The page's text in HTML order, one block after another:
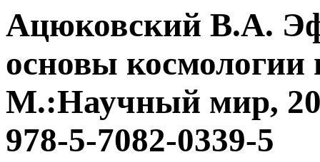
Ацюковский В.А.
основы космологии
М.:Научный мир,
978-5-7082-0339-5